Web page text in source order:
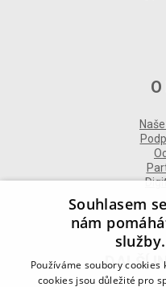
DALŠÍ
Souhlasem
nám
Používáme soubory
cookies jsou důležité pro